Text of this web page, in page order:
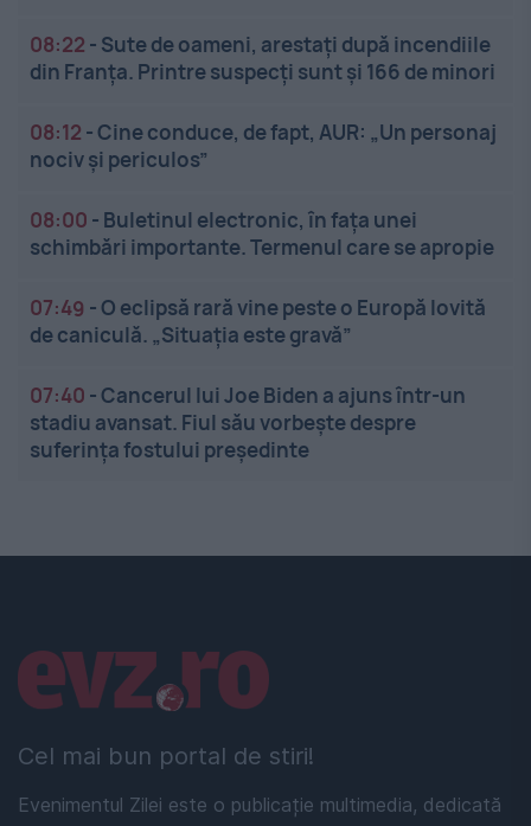
08:22 - Sute de oameni, arestați după incendiile
din Franța. Printre suspecți sunt și 166 de minori
08:12 -Cine conduce, de fapt, AUR: „Un personaj
nociv și periculos”
08:00 - Buletinul electronic, în fața unei
schimbări importante. Termenul care se apropie
07:49 -O eclipsă rară vine peste o Europă lovită
de caniculă. „Situația este gravă”
07:40 -Cancerul lui Joe Biden a ajuns într-un
stadiu avansat. Fiul său vorbește despre
suferința fostului președinte
Cel mai bun portal de stiri!
Evenimentul Zilei este o publicație multimedia, dedicată
Linkuri utile